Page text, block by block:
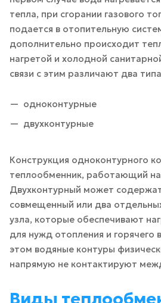
тепла, при сгорании газового
подается в отопительную
дополнительно происходит
нагретой и холодной
связи с этим различают два
одноконтурные
двухконтурные
Конструкция одноконтурного
теплообменник, работающий на
Двухконтурный может
совмещенный или два
узла, которые обеспечивают
для нужд отопления и горячего
этом водяные контуры
напрямую не контактируют